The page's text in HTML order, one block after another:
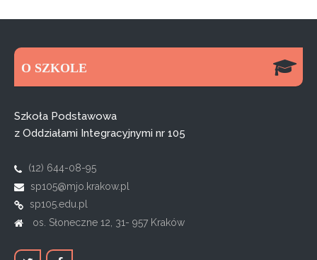
O SZKOLE
Szkoła Podstawowa
z Oddziałami Integracyjnymi nr 105
(12) 644-08-95
sp105@mjo.krakow.pl
sp105.edu.pl
os. Słoneczne 12, 31- 957 Kraków